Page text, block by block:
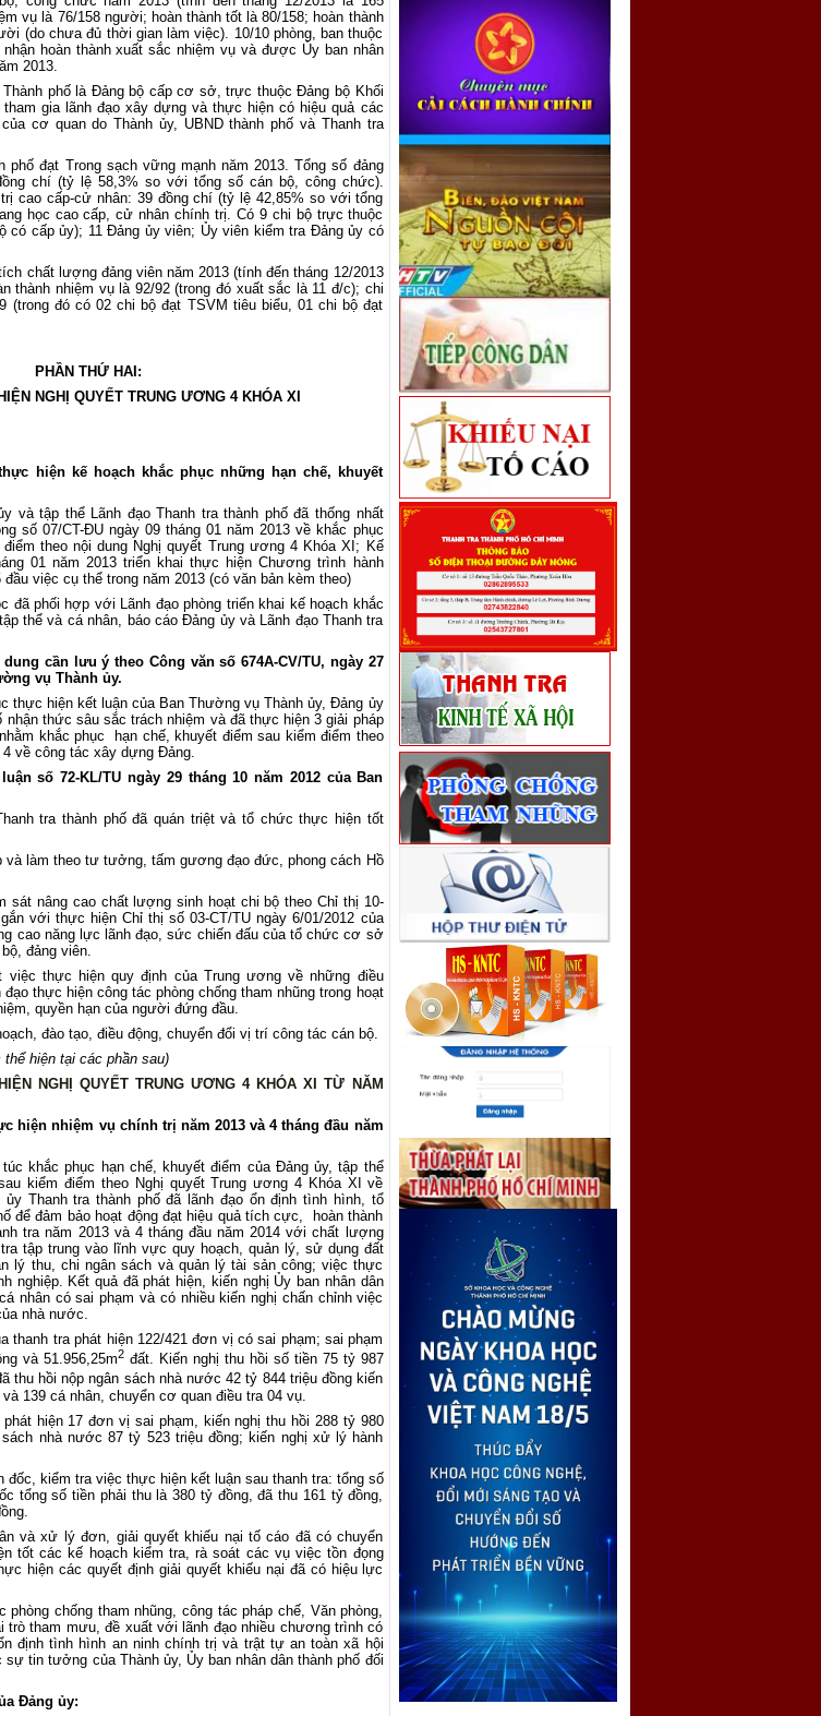
vụ là 76/158 người; hoàn thành tốt là 80/158; hoàn thành
(do chưa đủ thời gian làm việc). 10/10 phòng, ban thuộc
hoàn thành xuất sắc nhiệm vụ và được Ủy ban nhân
2013.
Thành phố là Đảng bộ cấp cơ sở, trực thuộc Đảng bộ Khối
gia lãnh đạo xây dựng và thực hiện có hiệu quả các
cơ quan do Thành ủy, UBND thành phố và Thanh tra
phố đạt Trong sạch vững mạnh năm 2013. Tổng số đảng
chí (tỷ lệ 58,3% so với tổng số cán bộ, công chức).
cao cấp-cử nhân: 39 đồng chí (tỷ lệ 42,85% so với tổng
học cao cấp, cử nhân chính trị. Có 9 chi bộ trực thuộc
có cấp ủy); 11 Đảng ủy viên; Ủy viên kiểm tra Đảng ủy có
chất lượng đảng viên năm 2013 (tính đến tháng 12/2013
thành nhiệm vụ là 92/92 (trong đó xuất sắc là 11 đ/c); chi
(trong đó có 02 chi bộ đạt TSVM tiêu biểu, 01 chi bộ đạt
PHẦN THỨ HAI:
NGHỊ QUYẾT TRUNG ƯƠNG 4 KHÓA XI
hiện kế hoạch khắc phục những hạn chế, khuyết
và tập thể Lãnh đạo Thanh tra thành phố đã thống nhất
số 07/CT-ĐU ngày 09 tháng 01 năm 2013 về khắc phục
theo nội dung Nghị quyết Trung ương 4 Khóa XI; Kế
01 năm 2013 triển khai thực hiện Chương trình hành
việc cụ thể trong năm 2013 (có văn bản kèm theo)
đã phối hợp với Lãnh đạo phòng triển khai kế hoạch khắc
thể và cá nhân, báo cáo Đảng ủy và Lãnh đạo Thanh tra
cần lưu ý theo Công văn số 674A-CV/TU, ngày 27
vụ Thành ủy.
thực hiện kết luận của Ban Thường vụ Thành ủy, Đảng ủy
nhận thức sâu sắc trách nhiệm và đã thực hiện 3 giải pháp
khắc phục hạn chế, khuyết điểm sau kiểm điểm theo
về công tác xây dựng Đảng.
số 72-KL/TU ngày 29 tháng 10 năm 2012 của Ban
tra thành phố đã quán triệt và tổ chức thực hiện tốt
và làm theo tư tưởng, tấm gương đạo đức, phong cách Hồ
sát nâng cao chất lượng sinh hoạt chi bộ theo Chỉ thị 10-
với thực hiện Chỉ thị số 03-CT/TU ngày 6/01/2012 của
cao năng lực lãnh đạo, sức chiến đấu của tổ chức cơ sở
đảng viên.
việc thực hiện quy định của Trung ương về những điều
thực hiện công tác phòng chống tham nhũng trong hoạt
quyền hạn của người đứng đầu.
đào tạo, điều động, chuyển đổi vị trí công tác cán bộ.
hiện tại các phần sau)
NGHỊ QUYẾT TRUNG ƯƠNG 4 KHÓA XI TỪ NĂM
hiện nhiệm vụ chính trị năm 2013 và4tháng đầu năm
khắc phục hạn chế, khuyết điểm của Đảng ủy, tập thể
kiểm điểm theo Nghị quyết Trung ương 4 Khóa XI về
ủy Thanh tra thành phố đã lãnh đạo ổn định tình hình, tổ
để đảm bảo hoạt động đạt hiệu quả tích cực, hoàn thành
tra năm 2013 và 4 tháng đầu năm 2014 với chất lượng
tập trung vào lĩnh vực quy hoạch, quản lý, sử dụng đất
lý thu, chi ngân sách và quản lý tài sản công; việc thực
nghiệp. Kết quả đã phát hiện, kiến nghị Ủy ban nhân dân
nhân có sai phạm và có nhiều kiến nghị chấn chỉnh việc
nhà nước.
thanh tra phát hiện 122/421 đơn vị có sai phạm; sai phạm
và 51.956,25m2đất. Kiến nghị thu hồi số tiền 75 tỷ 987
thu hồi nộp ngân sách nhà nước 42 tỷ 844 triệu đồng kiến
139 cá nhân, chuyển cơ quan điều tra 04 vụ.
hiện 17 đơn vị sai phạm, kiến nghị thu hồi 288 tỷ 980
nhà nước 87 tỷ 523 triệu đồng; kiến nghị xử lý hành
đốc, kiểm tra việc thực hiện kết luận sau thanh tra: tổng số
tổng số tiền phải thu là 380 tỷ đồng, đã thu 161 tỷ đồng,
và xử lý đơn, giải quyết khiếu nại tố cáo đã có chuyển
tốt các kế hoạch kiểm tra, rà soát các vụ việc tồn đọng
hiện các quyết định giải quyết khiếu nại đã có hiệu lực
chống tham nhũng, công tác pháp chế, Văn phòng,
trò tham mưu, đề xuất với lãnh đạo nhiều chương trình có
định tình hình an ninh chính trị và trật tự an toàn xã hội
tin tưởng của Thành ủy, Ủy ban nhân dân thành phố đối
Đảng ủy: